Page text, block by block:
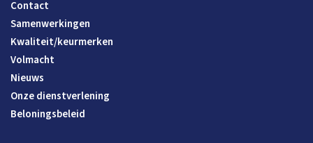
Contact
Samenwerkingen
Kwaliteit/keurmerken
Volmacht
Nieuws
Onze dienstverlening
Beloningsbeleid